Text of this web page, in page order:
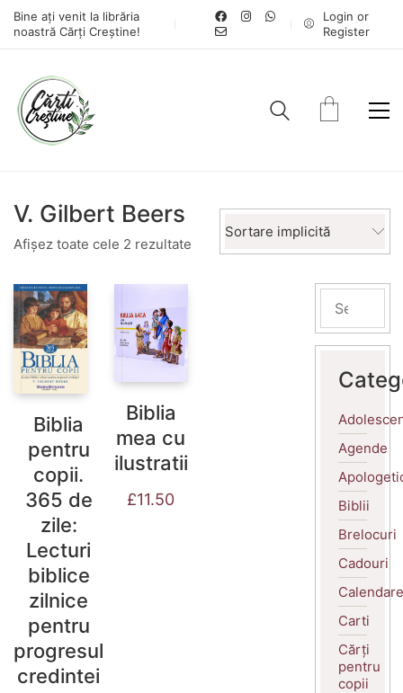
Bine ați venit la librăria
noastră Cărți Creștine!
Login or
Register
V. Gilbert Beers
Afișez toate cele 2 rezultate
Sortare implicită
Biblia
pentru
copii.
365 de
zile:
Lecturi
biblice
zilnice
pentru
progresul
credintei
Biblia
mea cu
ilustratii
£11.50
Agende
Biblii
Brelocuri
Cadouri
Calendare
Carti
Cărți
pentru
copii